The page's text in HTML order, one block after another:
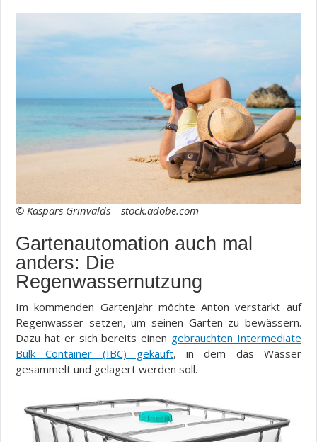
© Kaspars Grinvalds – stock.adobe.com
Gartenautomation auch mal
anders: Die
Regenwassernutzung
Im kommenden Gartenjahr möchte Anton verstärkt auf
Regenwasser setzen, um seinen Garten zu bewässern.
Dazu hat er sich bereits einen gebrauchten Intermediate
Bulk Container (IBC) gekauft, in dem das Wasser
gesammelt und gelagert werden soll.